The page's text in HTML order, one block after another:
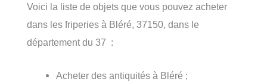
Voici la liste de objets que vous pouvez acheter
dans les friperies à Bléré, 37150, dans le
département du 37 :
Acheter des antiquités à Bléré ;